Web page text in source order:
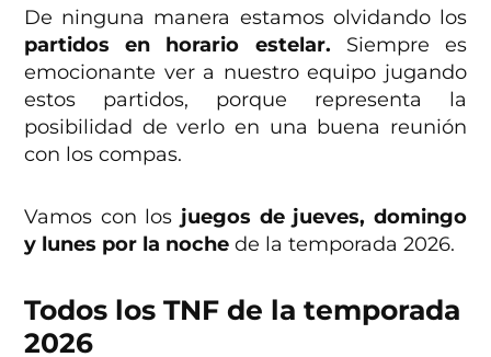
De ninguna manera estamos olvidando los
partidos en horario estelar. Siempre es
emocionante ver a nuestro equipo jugando
estos partidos, porque representa la
posibilidad de verlo en una buena reunión
con los compas.
Vamos con los juegos de jueves, domingo
y lunes por la noche de la temporada 2026.
Todos los TNF de la temporada
2026